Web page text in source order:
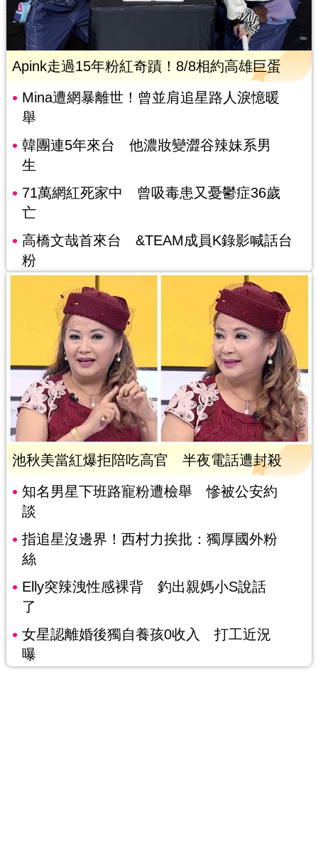
Apink走過15年粉紅奇蹟！8/8相約高雄巨蛋
Mina遭網暴離世！曾並肩追星路人淚憶暖
舉
韓團連5年來台 他濃妝變澀谷辣妹系男
生
71萬網紅死家中 曾吸毒患又憂鬱症36歲
亡
高橋文哉首來台 &TEAM成員K錄影喊話台
粉
池秋美當紅爆拒陪吃高官 半夜電話遭封殺
知名男星下班路寵粉遭檢舉 慘被公安約
談
指追星沒邊界！西村力挨批：獨厚國外粉
絲
Elly突辣洩性感裸背 釣出親媽小S說話
了
女星認離婚後獨自養孩0收入 打工近況
曝